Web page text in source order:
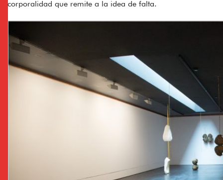
corporalidad que remite a la idea de falta.